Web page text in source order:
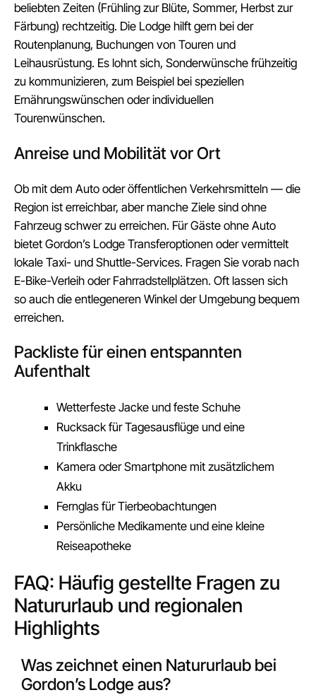
beliebten Zeiten (Frühling zur Blüte, Sommer, Herbst zur
Färbung) rechtzeitig. Die Lodge hilft gern bei der
Routenplanung, Buchungen von Touren und
Leihausrüstung. Es lohnt sich, Sonderwünsche frühzeitig
zu kommunizieren, zum Beispiel bei speziellen
Ernährungswünschen oder individuellen
Tourenwünschen.
Anreise und Mobilität vor Ort
Ob mit dem Auto oder öffentlichen Verkehrsmitteln — die
Region ist erreichbar, aber manche Ziele sind ohne
Fahrzeug schwer zu erreichen. Für Gäste ohne Auto
bietet Gordon’s Lodge Transferoptionen oder vermittelt
lokale Taxi- und Shuttle-Services. Fragen Sie vorab nach
E-Bike-Verleih oder Fahrradstellplätzen. Oft lassen sich
so auch die entlegeneren Winkel der Umgebung bequem
erreichen.
Packliste für einen entspannten
Aufenthalt
Wetterfeste Jacke und feste Schuhe
Rucksack für Tagesausflüge und eine
Trinkflasche
Kamera oder Smartphone mit zusätzlichem
Akku
Fernglas für Tierbeobachtungen
Persönliche Medikamente und eine kleine
Reiseapotheke
FAQ: Häufig gestellte Fragen zu
Natururlaub und regionalen
Highlights
Was zeichnet einen Natururlaub bei
Gordon’s Lodge aus?